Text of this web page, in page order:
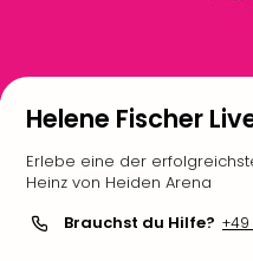
Helene Fischer
Erlebe eine der
Heinz von Heiden Arena
Brauchst du Hilfe? +49